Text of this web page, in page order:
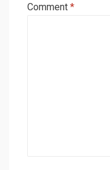
Comment *